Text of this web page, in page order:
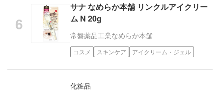
サナ なめらか本舗 リンクルアイクリー
ム N 20g
常盤薬品工業なめらか本舗
コスメ スキンケア アイクリーム・ジェル
化粧品